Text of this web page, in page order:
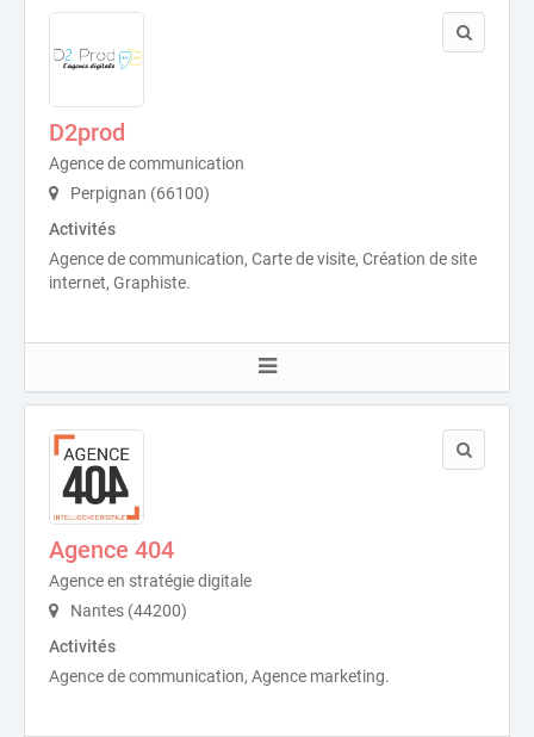
D2prod
Agence de communication
Perpignan (66100)
Activités
Agence de communication, Carte de visite, Création de site
internet, Graphiste.
Agence 404
Agence en stratégie digitale
Nantes (44200)
Activités
Agence de communication, Agence marketing.